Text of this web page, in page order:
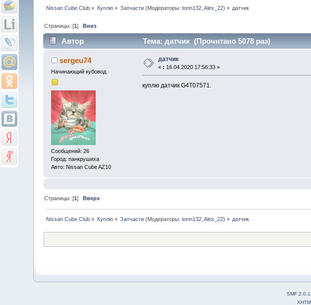
Nissan Cube Club » Куплю» Запчасти (Модераторы:tonn132 ,Alex_22) » датчик
Страницы: [1]Вниз
Автор Тема: датчик (Прочитано 5078 раз)
sergeu74
Начинающий кубовод
Сообщений: 26
Город: панкрушиха
Авто: Nissan Cube AZ10
датчик
« : 16.04.2020 17:56:33 »
куплю датчик G4T07571.
Страницы: [1]Вверх
Nissan Cube Club » Куплю» Запчасти (Модераторы:tonn132 ,Alex_22) » датчик
SMF